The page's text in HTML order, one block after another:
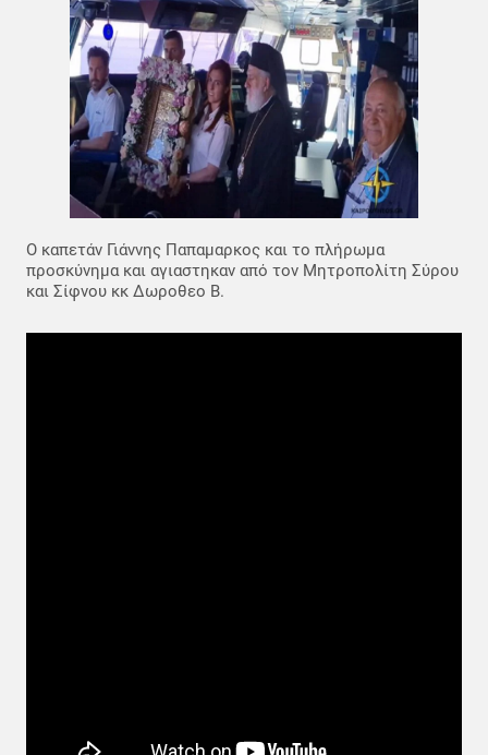
Ο καπετάν Γιάννης Παπαμαρκος και το πλήρωμα
προσκύνημα και αγιαστηκαν από τον Μητροπολίτη Σύρου
και Σίφνου κκ Δωροθεο Β.